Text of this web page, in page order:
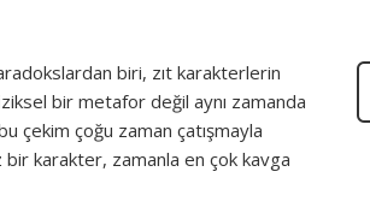
biri, zıt karakterlerin
bir metafor değil aynı zamanda
çekim çoğu zaman çatışmayla
bir karakter, zamanla en çok kavga